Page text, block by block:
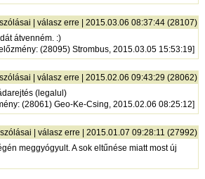
|válasz erre | 2015.03.06 08:37:44 (28107)
átvenném. :)
: (28095) Strombus, 2015.03.05 15:53:19]
|válasz erre | 2015.02.06 09:43:29 (28062)
(legalul)
: (28061) Geo-Ke-Csing, 2015.02.06 08:25:12]
|válasz erre | 2015.01.07 09:28:11 (27992)
meggyógyult. A sok eltűnése miatt most új